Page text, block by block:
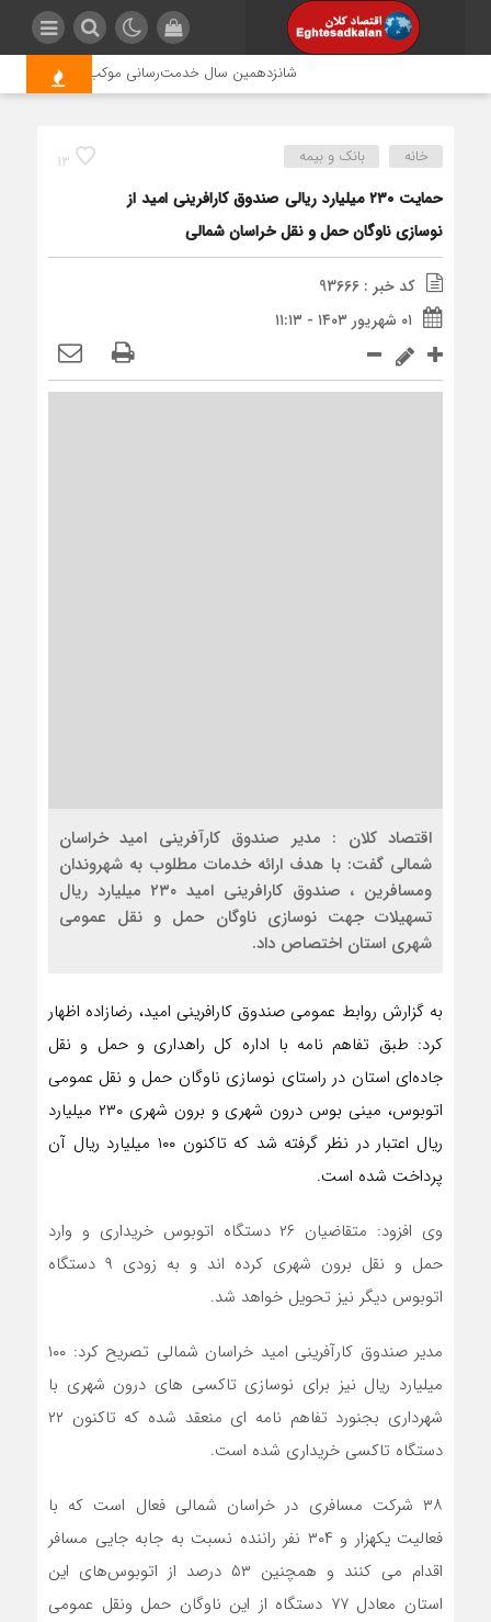
شانزدهمین سال خدمت‌رسانی موکب امام رضا (ع)
13 خانه بانک و بیمه
حمایت ۲۳۰ میلیارد ریالی صندوق کارافرینی امید از
نوسازی ناوگان حمل و نقل خراسان شمالی
کد خبر : 93666
۰۱ شهریور ۱۴۰۳ - ۱۱:۱۳
اقتصاد کلان : مدیر صندوق کارآفرینی امید خراسان
شمالی گفت: با هدف ارائه خدمات مطلوب به شهروندان
ومسافرین ، صندوق کارافرینی امید ۲۳۰ میلیارد ریال
تسهیلات جهت نوسازی ناوگان حمل و نقل عمومی
شهری استان اختصاص داد.
به گزارش روابط عمومی صندوق کارافرینی امید، رضازاده اظهار
کرد: طبق تفاهم نامه با اداره کل راهداری و حمل و نقل
جاده‌ای استان در راستای نوسازی ناوگان حمل و نقل عمومی
اتوبوس، مینی بوس درون شهری و برون شهری ۲۳۰ میلیارد
ریال اعتبار در نظر گرفته شد که تاکنون ۱۰۰ میلیارد ریال آن
پرداخت شده است.
وی افزود: متقاضیان ۲۶ دستگاه اتوبوس خریداری و وارد
حمل و نقل برون شهری کرده اند و به زودی ۹ دستگاه
اتوبوس دیگر نیز تحویل خواهد شد.
مدیر صندوق کارآفرینی امید خراسان شمالی تصریح کرد: ۱۰۰
میلیارد ریال نیز برای نوسازی تاکسی های درون شهری با
شهرداری بجنورد تفاهم نامه ای منعقد شده که تاکنون ۲۲
دستگاه تاکسی خریداری شده است.
۳۸ شرکت مسافری در خراسان شمالی فعال است که با
فعالیت یکهزار و ۳۰۴ نفر راننده نسبت به جابه جایی مسافر
اقدام می کنند و همچنین ۵۳ درصد از اتوبوس‌های این
استان معادل ۷۷ دستگاه از این ناوگان حمل ونقل عمومی